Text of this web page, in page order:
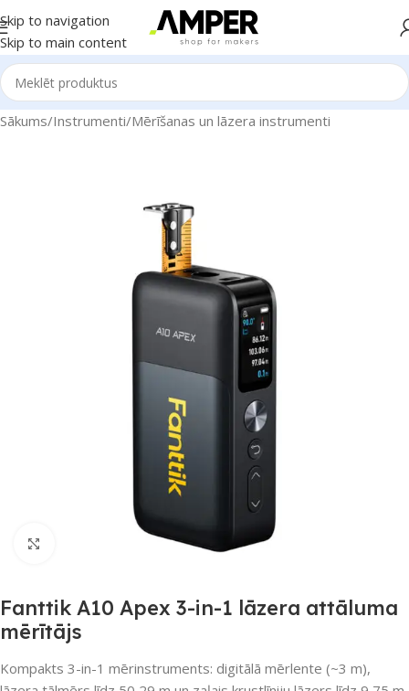
Skip to navigation
Skip to main content
Sākums/Instrumenti/Mērīšanas un lāzera instrumenti
Noklikšķiniet, lai palielinātu
Fanttik A10 Apex 3-in-1 lāzera attāluma
mērītājs
Kompakts 3-in-1 mērinstruments: digitālā mērlente (~3 m),